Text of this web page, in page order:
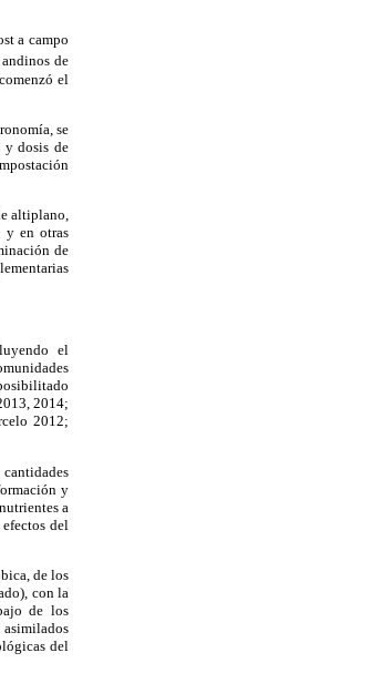
a campo
de
el
se
y dosis de
altiplano,
y en otras
de
el
2014;
2012;
y
a
del
de los
con la
de los
del